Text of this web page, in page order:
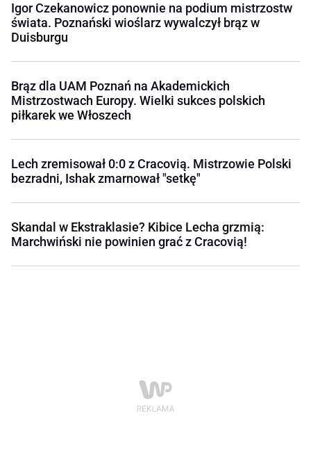
Igor Czekanowicz ponownie na podium mistrzostw
świata. Poznański wioślarz wywalczył brąz w
Duisburgu
Brąz dla UAM Poznań na Akademickich
Mistrzostwach Europy. Wielki sukces polskich
piłkarek we Włoszech
Lech zremisował 0:0 z Cracovią. Mistrzowie Polski
bezradni, Ishak zmarnował "setkę"
Skandal w Ekstraklasie? Kibice Lecha grzmią:
Marchwiński nie powinien grać z Cracovią!